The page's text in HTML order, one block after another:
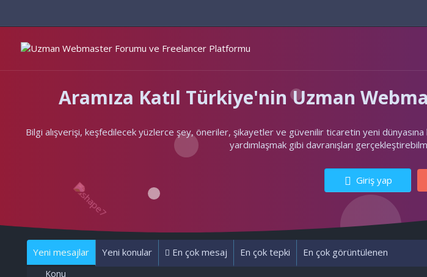
Aramıza Katıl Türkiye'nin Uzman
Bilgi alışverişi, keşfedilecek yüzlerce şey, öneriler, şikayetler ve güvenilir ticaretin yeni
yardımlaşmak gibi davranışları
Giriş yap
Yeni mesajlar Yeni konular En çok mesaj En çok tepki En çok görüntülenen
Konu